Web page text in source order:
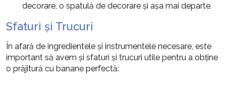
decorare, o spatulă de decorare și așa mai departe.
Sfaturi și Trucuri
În afară de ingredientele și instrumentele necesare, este
important să avem și sfaturi și trucuri utile pentru a obține
o prăjitură cu banane perfectă: